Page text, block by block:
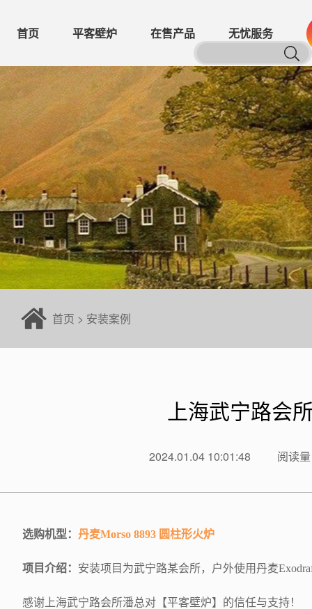
首页 平客壁炉 在售产品 无忧服务
首页 > 安装案例
上海武宁路会
2024.01.04 10:01:48 阅读
选购机型： 丹麦Morso 8893 圆柱形火炉
项目介绍： 安装项目为武宁路某会所，户外使用丹麦
感谢上海武宁路会所潘总对【平客壁炉】的信任与支持！